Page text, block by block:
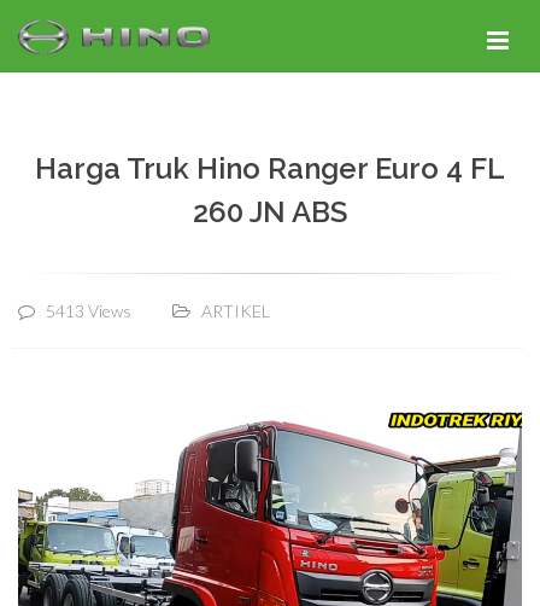
Harga Truk Hino Ranger Euro 4 FL
260 JN ABS
5413 Views ARTIKEL